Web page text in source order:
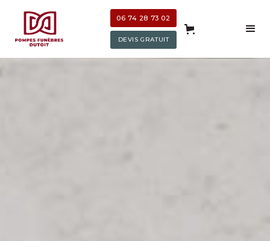
06 74 28 73 02
DEVIS GRATUIT